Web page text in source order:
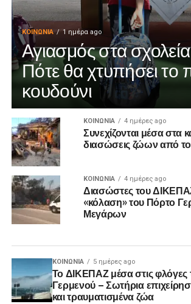
ΚΟΙΝΩΝΊΑ 1 ημέρα ago
Αγιασμός στα
Πότε θα χτυπήσει το
κουδούνι
ΚΟΙΝΩΝΊΑ 4 ημέρες ago
Συνεχίζονται μέσα στα
διασώσεις ζώων από
ΚΟΙΝΩΝΊΑ 4 ημέρες ago
Διασώστες του
«κόλαση» του Πόρτο
Μεγάρων
ΚΟΙΝΩΝΊΑ 5 ημέρες ago
Το ΔΙΚΕΠΑΖ μέσα στις φλόγες
Γερμενού – Σωτήρια
και τραυματισμένα ζώα